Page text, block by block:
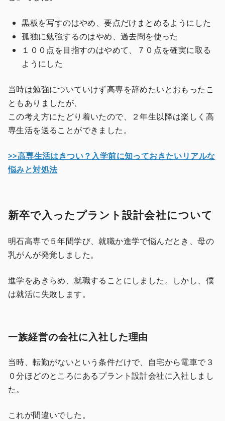
黒板を写すのはやめ、要点だけまとめるようにした
孤独に勉強するのはやめ、過去問を使った
１００点を目指すのはやめて、７０点を確実に取る
ようにした
当時は勉強についていけず高専を辞めたいとおもったこ
ともありましたが、
この考え方にたどり着いたので、２年生以降は楽しく高
専生活を送ることができました。
>>高専生活はきつい？入学前に知っておきたいリアルな
悩みと対処法
新卒で入ったプラント設計会社について
明石高専で５年間学び、就職か進学で悩んだとき、母の
乳がんが発覚しました。
進学をあきらめ、就職することにしました。しかし、僕
は就活に失敗します。
一族経営の会社に入社した理由
当時、転勤がないという条件だけで、自宅から電車で３
０分ほどのところにあるプラント設計会社に入社しまし
た。
これが間違いでした。